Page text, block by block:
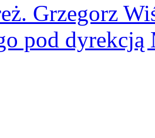
Grzegorz
pod dyrekcją